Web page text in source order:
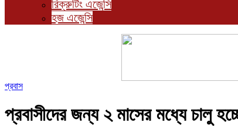
রিক্রুটিং এজেন্সি
হজ এজেন্সি
প্রবাস
প্রবাসীদের জন্য ২ মাসের মধ্যে চালু